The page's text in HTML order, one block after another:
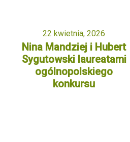
22 kwietnia, 2026
Nina Mandziej i Hubert
Sygutowski laureatami
ogólnopolskiego
konkursu